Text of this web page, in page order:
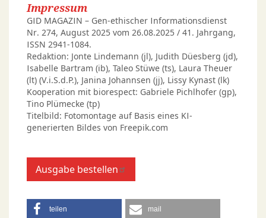
Impressum
GID MAGAZIN – Gen-ethischer Informationsdienst
Nr. 274, August 2025 vom 26.08.2025 / 41. Jahrgang,
ISSN 2941-1084.
Redaktion: Jonte Lindemann (jl), Judith Düesberg (jd),
Isabelle Bartram (ib), Taleo Stüwe (ts), Laura Theuer
(lt) (V.i.S.d.P.), Janina Johannsen (jj), Lissy Kynast (lk)
Kooperation mit biorespect: Gabriele Pichlhofer (gp),
Tino Plümecke (tp)
Titelbild: Fotomontage auf Basis eines KI-
generierten Bildes von Freepik.com
Ausgabe bestellen
teilen mail